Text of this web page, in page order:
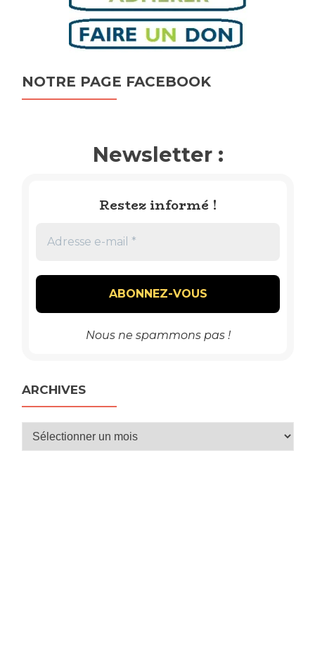
NOTRE PAGE FACEBOOK
Newsletter :
Restez informé !
Nous ne spammons pas !
ARCHIVES
Archives